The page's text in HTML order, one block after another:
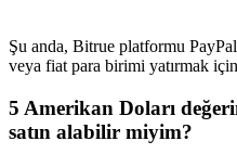
Şu anda, Bitrue platformu
veya fiat para birimi yatırmak
5 Amerikan Doları
satın alabilir miyim?